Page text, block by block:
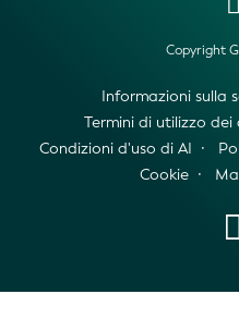
Copyright
Informazioni sulla
Termini di utilizzo
Condizioni d'uso di AI
Cookie